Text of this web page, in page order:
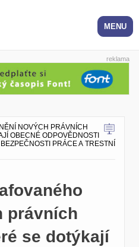
reklama
NOVÝCH PRÁVNÍCH
OBECNÉ ODPOVĚDNOSTI
PRÁCE A TRESTNÍ
právních
se dotýkají